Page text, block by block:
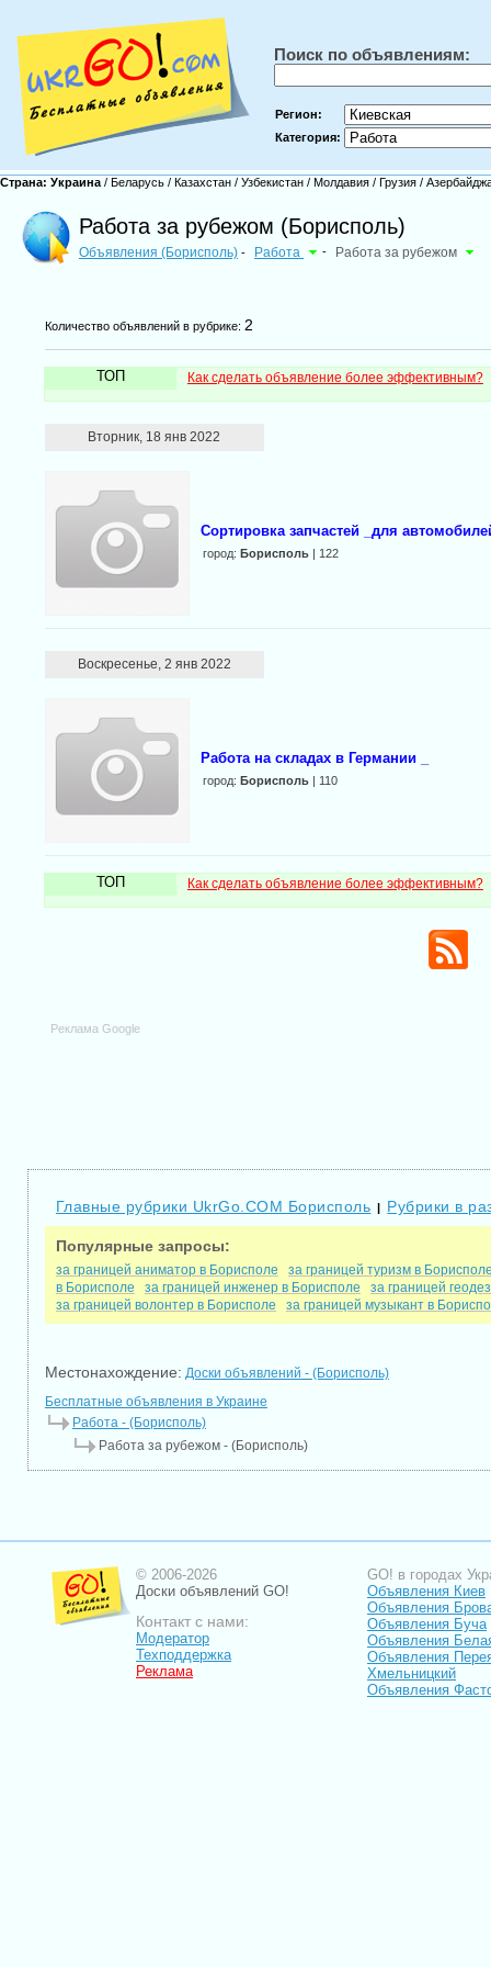
Поиск по объявлениям:
Регион:
Категория:
Страна: Украина / Беларусь / Казахстан / Узбекистан / Молдавия / Грузия /
Работа за рубежом (Борисполь)
Объявления (Борисполь) - Работа - Работа за рубежом
Количество объявлений в рубрике: 2
ТОП Как сделать объявление более эффективным?
Вторник, 18 янв 2022
Сортировка запчастей _для
город: Борисполь| 122
Воскресенье, 2 янв 2022
Работа на складах в Германии _
город: Борисполь| 110
ТОП Как сделать объявление более эффективным?
Реклама Google
Главные рубрики UkrGo.COM Борисполь | Рубрики в
Популярные запросы:
за границей аниматор в Борисполе
за границей туризм в
в Борисполе
за границей инженер в Борисполе
за границей
за границей волонтер в Борисполе
за границей музыкант в
Местонахождение: Доски объявлений - (Борисполь)
Бесплатные объявления в Украине
Работа - (Борисполь)
Работа за рубежом - (Борисполь)
© 2006-2026
Доски объявлений GO!
Контакт с нами:
Модератор
Техподдержка
Реклама
GO! в городах
Объявления Киев
Объявления
Объявления Буча
Объявления
Объявления
Хмельницкий
Объявления